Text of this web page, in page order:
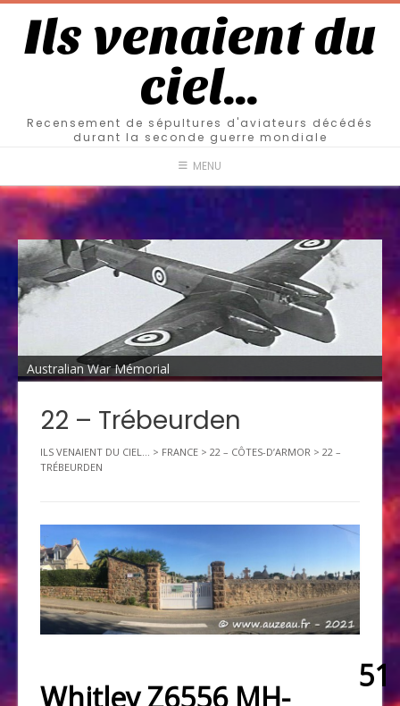
Ils venaient du
ciel…
Recensement de sépultures d'aviateurs décédés
durant la seconde guerre mondiale
MENU
Australian War Mémorial
22 – Trébeurden
ILS VENAIENT DU CIEL... > FRANCE > 22 – CÔTES-D’ARMOR > 22 –
TRÉBEURDEN
Whitley Z6556 MH-
51